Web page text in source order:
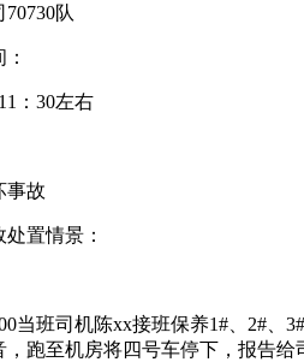
队
：30左右
事故
置情景：
当班司机陈xx接班保养1#、2#
，跑至机房将四号车停下，报告